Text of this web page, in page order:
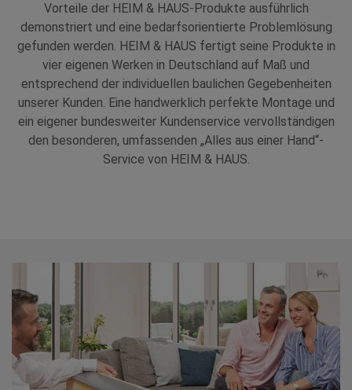
Vorteile der HEIM & HAUS-Produkte ausführlich
demonstriert und eine bedarfsorientierte Problemlösung
gefunden werden. HEIM & HAUS fertigt seine Produkte in
vier eigenen Werken in Deutschland auf Maß und
entsprechend der individuellen baulichen Gegebenheiten
unserer Kunden. Eine handwerklich perfekte Montage und
ein eigener bundesweiter Kundenservice vervollständigen
den besonderen, umfassenden „Alles aus einer Hand“-
Service von HEIM & HAUS.